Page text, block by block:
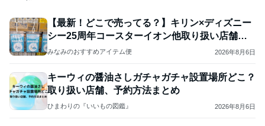
【最新！どこで売ってる？】キリン×ディズニー
シー25周年コースターイオン他取り扱い店舗ま
とめ♡
みなみのおすすめアイテム便 2026年8月6日
キーウィの醤油さしガチャガチャ設置場所どこ？
取り扱い店舗、予約方法まとめ
ひまわりの『いいもの図鑑』 2026年8月6日